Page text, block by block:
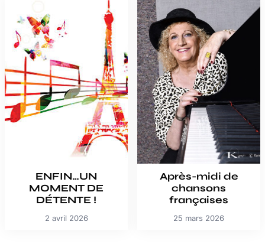
ENFIN…UN
MOMENT DE
DÉTENTE !
2 avril 2026
Après-midi de
chansons
françaises
25 mars 2026